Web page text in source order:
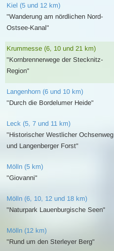
Kiel (5 und 12 km)
"Wanderung am nördlichen Nord-
Ostsee-Kanal"
Krummesse (6, 10 und 21 km)
"Kornbrennerwege der Stecknitz-
Region"
Langenhorn (6 und 10 km)
"Durch die Bordelumer Heide"
Leck (5, 7 und 11 km)
"Historischer Westlicher Ochsenweg
und Langenberger Forst"
Mölln (5 km)
"Giovanni"
Mölln (6, 10, 12 und 18 km)
"Naturpark Lauenburgische Seen"
Mölln (12 km)
"Rund um den Sterleyer Berg"